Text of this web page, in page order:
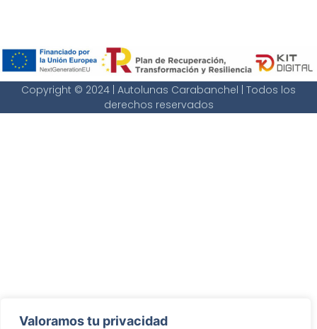
Valoramos tu privacidad
Copyright © 2024 | Autolunas Carabanchel | Todos los
derechos reservados